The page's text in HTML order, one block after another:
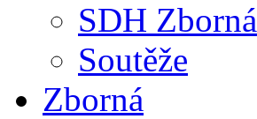
SDH Zborná
Soutěže
Zborná